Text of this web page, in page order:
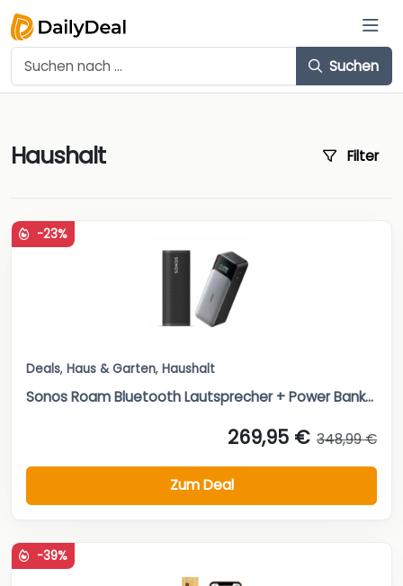
Suchen
Haushalt Filter
-23%
Deals, Haus & Garten, Haushalt
Sonos Roam Bluetooth Lautsprecher + Power Bank...
269,95 € 348,99 €
Zum Deal
-39%